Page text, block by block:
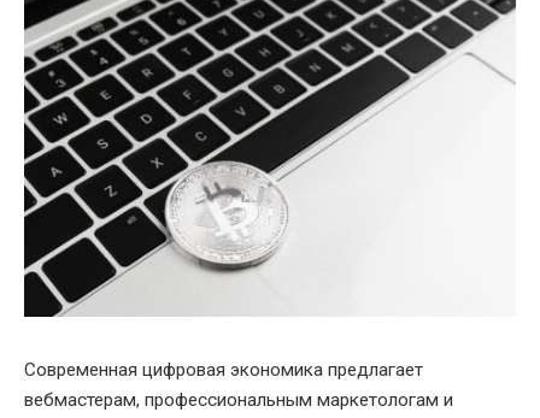
Современная цифровая экономика предлагает
вебмастерам, профессиональным маркетологам и